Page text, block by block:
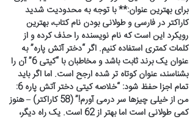
برای بهترین عنوان:** با توجه به محدودیت شدید
کاراکتر در فارسی و طولانی بودن نام کتاب، بهترین
رویکرد این است که نام نویسنده را حذف کرده و از
کلمات کمتری استفاده کنیم. اگر “دختر آتش پاره” به
عنوان یک برند ثابت باشد و مخاطبان با “کیتی 6” آن را
بشناسند، عنوان کوتاه تر شده ارجح است. اما اگر باید
تمام اجزا حفظ شود: “خلاصه کیتی دختر آتش پاره 6:
من از خیلی چیزها سر درمی آورم!” (58 کاراکتر) – هنوز
کمی طولانی است اما بهتر از 62 است. یک راه دیگر،